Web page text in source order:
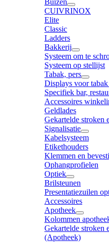
Buizen
CUIVRINOX
Elite
Classic
Ladders
Bakkerij
Systeem om te
Systeem op stellijst
Tabak, pers
Displays voor tabak
Specifiek bar,
Accessoires
Geldlades
Gekartelde stroken
Signalisatie
Kabelsysteem
Etikethouders
Klemmen en
Ophangprofielen
Optiek
Brilsteunen
Presentatiezuilen
Accessoires
Apotheek
Kolommen
Gekartelde stroken
(Apotheek)